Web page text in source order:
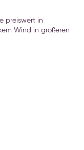
preiswert in
Wind in größeren